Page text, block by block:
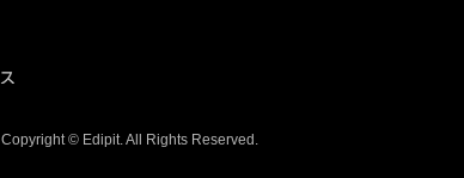
Copyright © Edipit. All Rights Reserved.